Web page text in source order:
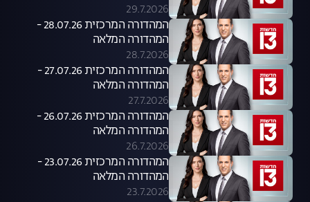
29.7.2026
המהדורה המרכזית 28.07.26 -
המהדורה המלאה
28.7.2026
המהדורה המרכזית 27.07.26 -
המהדורה המלאה
27.7.2026
המהדורה המרכזית 26.07.26 -
המהדורה המלאה
26.7.2026
המהדורה המרכזית 23.07.26 -
המהדורה המלאה
23.7.2026